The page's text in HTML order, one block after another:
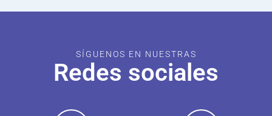
SÍGUENOS EN NUESTRAS
Redes sociales